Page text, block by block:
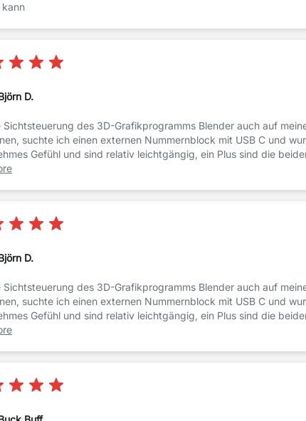
kann
D.
Sichtsteuerung des 3D-Grafikprogramms Blender auch auf
suchte ich einen externen Nummernblock mit USB C und
Gefühl und sind relativ leichtgängig, ein Plus sind die
allerdings vom Maus-Receiver dauerhaft blockiert ist.
D.
Sichtsteuerung des 3D-Grafikprogramms Blender auch auf
suchte ich einen externen Nummernblock mit USB C und
Gefühl und sind relativ leichtgängig, ein Plus sind die
allerdings vom Maus-Receiver dauerhaft blockiert ist.